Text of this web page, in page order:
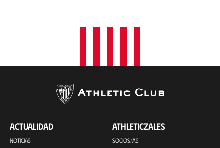
ACTUALIDAD
NOTICIAS
ATHLETICZALES
SOCIOS/AS